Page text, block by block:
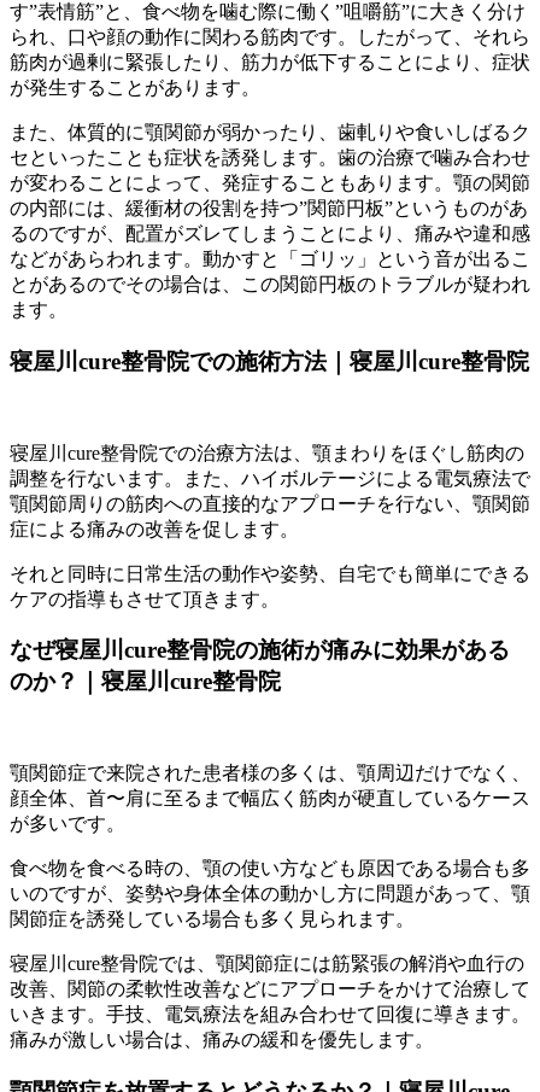
す”表情筋”と、食べ物を噛む際に働く”咀嚼筋”に大きく分け
られ、口や顔の動作に関わる筋肉です。したがって、それら
筋肉が過剰に緊張したり、筋力が低下することにより、症状
が発生することがあります。
また、体質的に顎関節が弱かったり、歯軋りや食いしばるク
セといったことも症状を誘発します。歯の治療で噛み合わせ
が変わることによって、発症することもあります。顎の関節
の内部には、緩衝材の役割を持つ”関節円板”というものがあ
るのですが、配置がズレてしまうことにより、痛みや違和感
などがあらわれます。動かすと「ゴリッ」という音が出るこ
とがあるのでその場合は、この関節円板のトラブルが疑われ
ます。
寝屋川cure整骨院での施術方法｜寝屋川cure整骨院
寝屋川cure整骨院での治療方法は、顎まわりをほぐし筋肉の
調整を行ないます。また、ハイボルテージによる電気療法で
顎関節周りの筋肉への直接的なアプローチを行ない、顎関節
症による痛みの改善を促します。
それと同時に日常生活の動作や姿勢、自宅でも簡単にできる
ケアの指導もさせて頂きます。
なぜ寝屋川cure整骨院の施術が痛みに効果がある
のか？｜寝屋川cure整骨院
顎関節症で来院された患者様の多くは、顎周辺だけでなく、
顔全体、首〜肩に至るまで幅広く筋肉が硬直しているケース
が多いです。
食べ物を食べる時の、顎の使い方なども原因である場合も多
いのですが、姿勢や身体全体の動かし方に問題があって、顎
関節症を誘発している場合も多く見られます。
寝屋川cure整骨院では、 顎関節症には筋緊張の解消や血行の
改善、関節の柔軟性改善などにアプローチをかけて治療して
いきます。手技、電気療法を組み合わせて回復に導きます。
痛みが激しい場合は、痛みの緩和を優先します。